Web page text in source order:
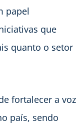
papel
que
quanto o setor
fortalecer a voz
país, sendo